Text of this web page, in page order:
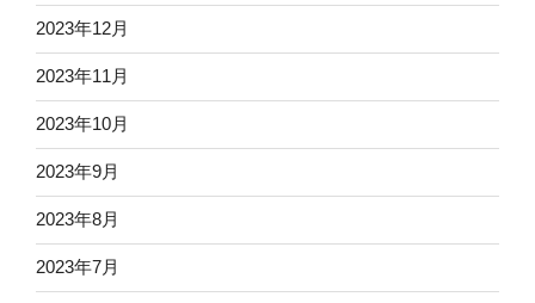
2023年12月
2023年11月
2023年10月
2023年9月
2023年8月
2023年7月